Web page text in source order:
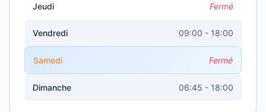
Jeudi Fermé
Vendredi 09:00 - 18:00
Samedi Fermé
Dimanche 06:45 - 18:00